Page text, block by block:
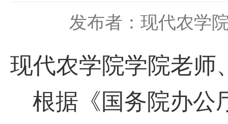
发布者：现代农学
现代农学院学院老师
根据《国务院办公